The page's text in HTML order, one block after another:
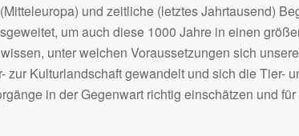
und zeitliche (letztes Jahrtausend)
um auch diese 1000 Jahre in einen
unter welchen Voraussetzungen sich
zur Kulturlandschaft gewandelt und sich die Tier-
in der Gegenwart richtig einschätzen und